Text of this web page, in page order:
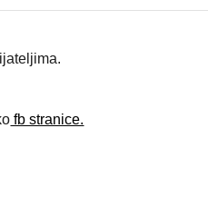
fb stranice.